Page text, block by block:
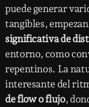
puede generar
tangibles,
significativa de
entorno, como
repentinos. La
interesante del
de flow o flujo,